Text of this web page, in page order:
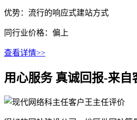
优势：流行的响应式建站方式
同行业价格：偏上
查看详情>>
用心服务 真诚回报-来自